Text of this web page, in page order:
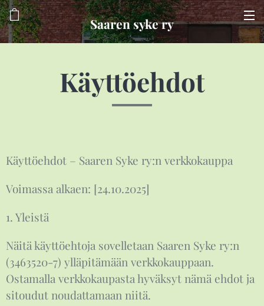
Saaren syke ry
Käyttöehdot
Käyttöehdot – Saaren Syke ry:n verkkokauppa
Voimassa alkaen: [24.10.2025]
1. Yleistä
Näitä käyttöehtoja sovelletaan Saaren Syke ry:n
(3463520-7) ylläpitämään verkkokauppaan.
Ostamalla verkkokaupasta hyväksyt nämä ehdot ja
sitoudut noudattamaan niitä.